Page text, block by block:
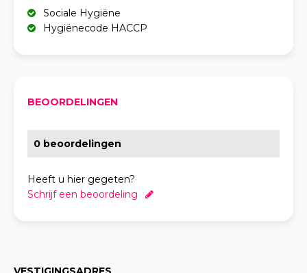
Sociale Hygiëne
Hygiënecode HACCP
BEOORDELINGEN
0 beoordelingen
Heeft u hier gegeten?
Schrijf een beoordeling